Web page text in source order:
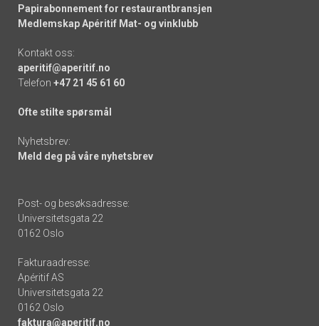
Papirabonnement for restaurantbransjen
Medlemskap Apéritif Mat- og vinklubb
Kontakt oss:
aperitif@aperitif.no
Telefon +47 21 45 61 60
Ofte stilte spørsmål
Nyhetsbrev:
Meld deg på våre nyhetsbrev
Post- og besøksadresse:
Universitetsgata 22
0162 Oslo
Fakturaadresse:
Apéritif AS
Universitetsgata 22
0162 Oslo
faktura@aperitif.no